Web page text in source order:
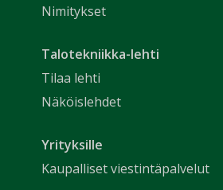
Nimitykset
Talotekniikka-lehti
Tilaa lehti
Näköislehdet
Yrityksille
Kaupalliset viestintäpalvelut